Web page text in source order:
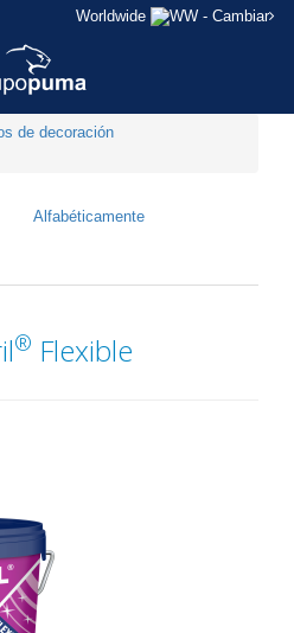
Worldwide - Cambiar
de decoración
Alfabéticamente
® Flexible